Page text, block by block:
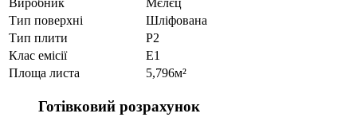
Тип поверхні
Шліфована
Тип плити
P2
Клас емісії
E1
Площа листа
5,796м²
Готівковий розрахунок